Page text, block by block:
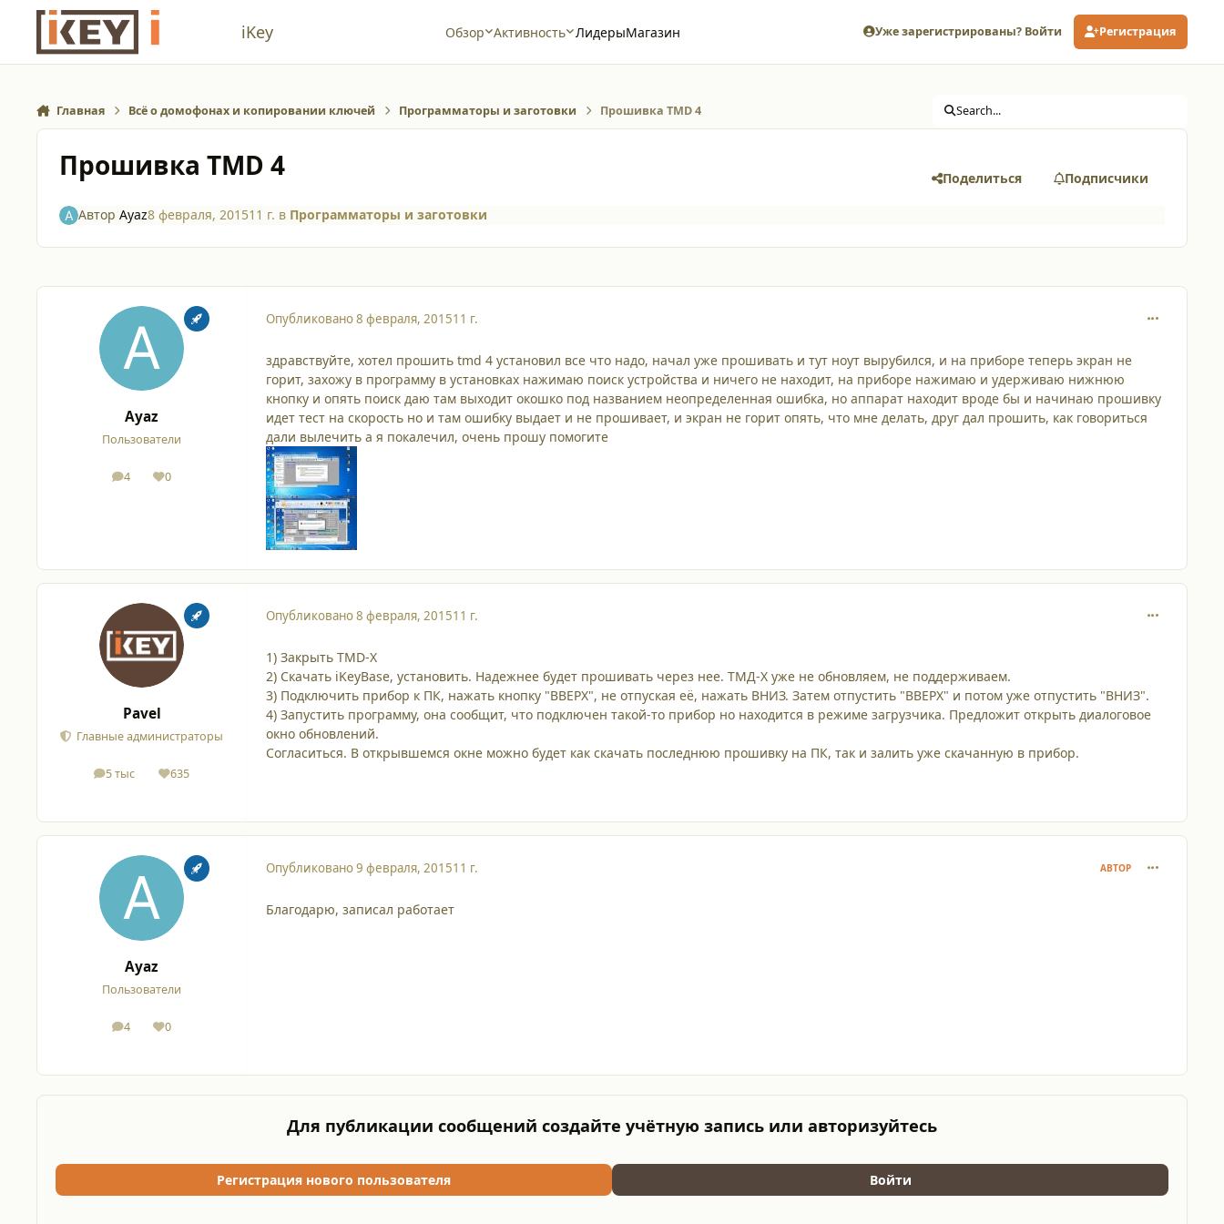
Перейти к содержанию
iKey Обзор Активность ЛидерыМагазин Уже зарегистрированы? Войти Регистрация
Главная Всё о домофонах и копировании ключей Программаторы и заготовки Прошивка TMD 4 Search...
Прошивка TMD 4 Поделиться Подписчики
Автор Ayaz8 февраля, 201511 г. в Программаторы и заготовки
Ayaz
Пользователи
4
сообщения
0
Репутация
Опубликовано8 февраля, 201511 г.
здравствуйте, хотел прошить tmd 4 установил все что надо, начал уже прошивать и тут ноут вырубился, и на приборе теперь экран не
горит, захожу в программу в установках нажимаю поиск устройства и ничего не находит, на приборе нажимаю и удерживаю нижнюю
кнопку и опять поиск даю там выходит окошко под названием неопределенная ошибка, но аппарат находит вроде бы и начинаю прошивку
идет тест на скорость но и там ошибку выдает и не прошивает, и экран не горит опять, что мне делать, друг дал прошить, как говориться
дали вылечить а я покалечил, очень прошу помогите
Pavel
Главные администраторы
5 тыс
сообщения635
Репутация
Опубликовано8 февраля, 201511 г.
1) Закрыть TMD-X
2) Скачать iKeyBase, установить. Надежнее будет прошивать через нее. ТМД-Х уже не обновляем, не поддерживаем.
3) Подключить прибор к ПК, нажать кнопку "ВВЕРХ", не отпуская её, нажать ВНИЗ. Затем отпустить "ВВЕРХ" и потом уже отпустить "ВНИЗ".
4) Запустить программу, она сообщит, что подключен такой-то прибор но находится в режиме загрузчика. Предложит открыть диалоговое
окно обновлений.
Согласиться. В открывшемся окне можно будет как скачать последнюю прошивку на ПК, так и залить уже скачанную в прибор.
Ayaz
Пользователи
4
сообщения
0
Репутация
Опубликовано9 февраля, 201511 г. АВТОР
Благодарю, записал работает
Для публикации сообщений создайте учётную запись или авторизуйтесь
Регистрация нового пользователя Войти